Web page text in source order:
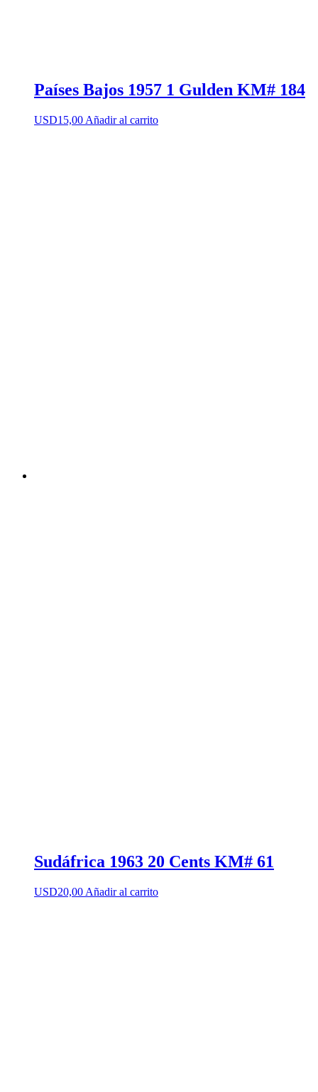
Países Bajos 1957 1 Gulden KM# 184
USD15,00 Añadir al carrito
Sudáfrica 1963 20 Cents KM# 61
USD20,00 Añadir al carrito